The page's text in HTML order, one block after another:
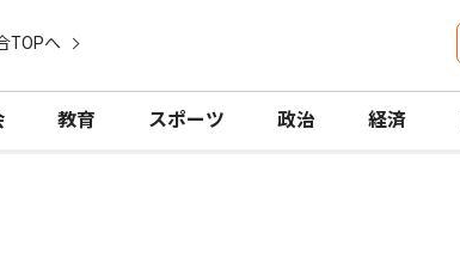
TOPへ
教育 スポーツ 政治 経済